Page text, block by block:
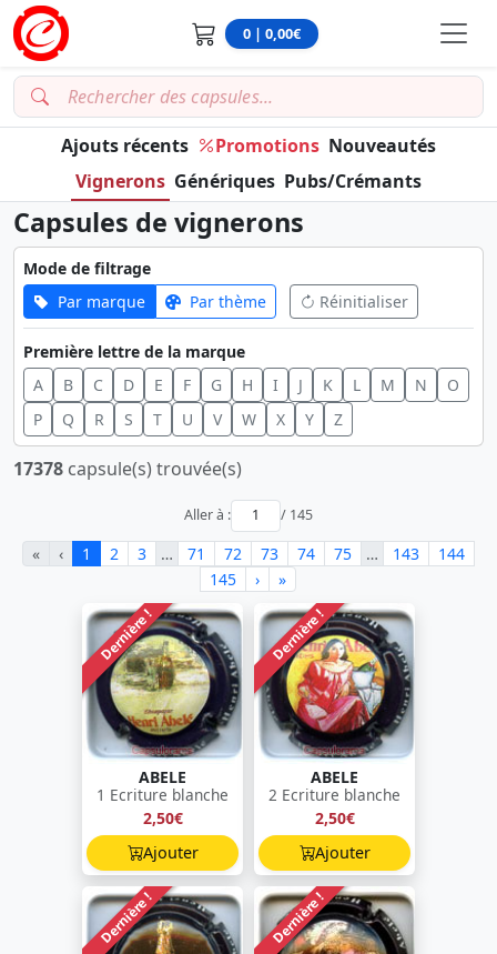
0 | 0,00€
Ajouts récents Promotions Nouveautés
Vignerons Génériques Pubs/Crémants
Capsules de vignerons
Mode de filtrage
Par marque
Par thème Réinitialiser
Première lettre de la marque
A
B C D E F G H I J K L M N
O
P
Q R S T U V W X Y Z
17378 capsule(s) trouvée(s)
Aller à : / 145
« ‹ 1 2 3 … 71 72 73 74 75 … 143
144
145
› »
Dernière !
ABELE
1 Ecriture blanche
2,50€
Ajouter
Dernière !
ABELE
2 Ecriture blanche
2,50€
Ajouter
Dernière ! Dernière !